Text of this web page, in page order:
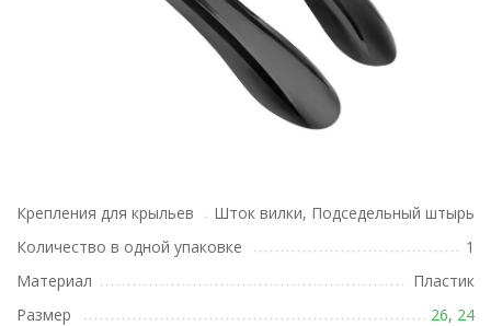
Крепления для крыльев
Шток вилки, Подседельный штырь
Количество в одной упаковке
1
Материал
Пластик
Размер
26, 24